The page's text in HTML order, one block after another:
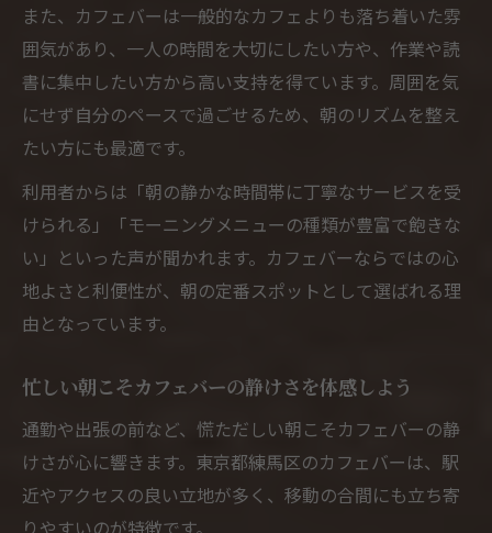
朝のひとときを満喫できるカフェバー利用術
カフェバーで朝をゆっくり楽しむためのコ
ツ
朝の気分転換におすすめのカフェバー利用
法
カフェバーで一日をスタートするメリット
とは
カフェバーで朝のリラックスタイムを確保
する方法
夫
また、カフェバーは一般的なカフェよりも落ち着いた雰
囲気があり、一人の時間を大切にしたい方や、作業や読
書に集中したい方から高い支持を得ています。周囲を気
にせず自分のペースで過ごせるため、朝のリズムを整え
たい方にも最適です。
利用者からは「朝の静かな時間帯に丁寧なサービスを受
けられる」「モーニングメニューの種類が豊富で飽きな
い」といった声が聞かれます。カフェバーならではの心
地よさと利便性が、朝の定番スポットとして選ばれる理
由となっています。
忙しい朝こそカフェバーの静けさを体感しよう
通勤や出張の前など、慌ただしい朝こそカフェバーの静
けさが心に響きます。東京都練馬区のカフェバーは、駅
近やアクセスの良い立地が多く、移動の合間にも立ち寄
りやすいのが特徴です。